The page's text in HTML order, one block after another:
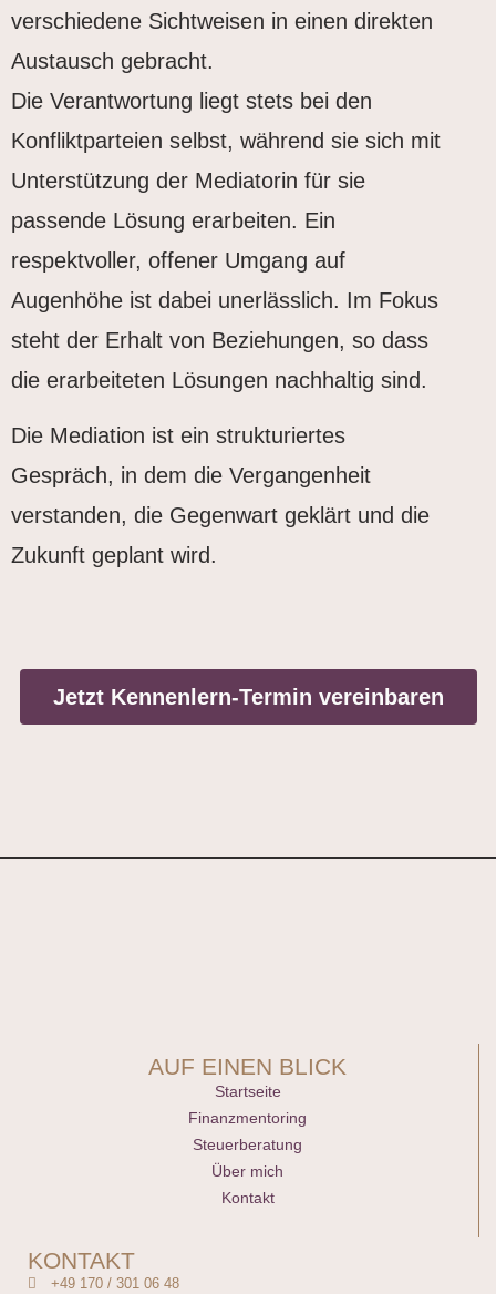
verschiedene Sichtweisen in einen direkten
Austausch gebracht.
Die Verantwortung liegt stets bei den
Konfliktparteien selbst, während sie sich mit
Unterstützung der Mediatorin für sie
passende Lösung erarbeiten. Ein
respektvoller, offener Umgang auf
Augenhöhe ist dabei unerlässlich. Im Fokus
steht der Erhalt von Beziehungen, so dass
die erarbeiteten Lösungen nachhaltig sind.
Die Mediation ist ein strukturiertes
Gespräch, in dem die Vergangenheit
verstanden, die Gegenwart geklärt und die
Zukunft geplant wird.
Jetzt Kennenlern-Termin vereinbaren
AUF EINEN BLICK
Startseite
Finanzmentoring
Steuerberatung
Über mich
Kontakt
KONTAKT
+49 170 / 301 06 48